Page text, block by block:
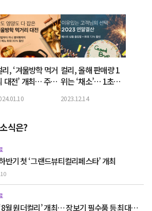
리, ‘겨울방학 먹거
대전’ 개최… 주먹
30% 할인
컬리, 올해 판매량 1
위는 ‘채소’… 1초에
2023.12.14
식은?
반기 첫 ‘그랜드뷰티컬리페스타’ 개최
월 원더컬리’ 개최… 장보기 필수품 등 최대